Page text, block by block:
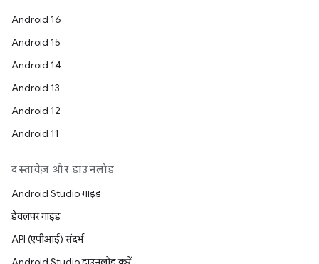
Android 16
Android 15
Android 14
Android 13
Android 12
Android 11
दस्तावेज़ और डाउनलोड
Android Studio गाइड
डेवलपर गाइड
API (एपीआई) संदर्भ